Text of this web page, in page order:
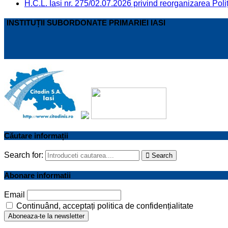
H.C.L. Iași nr. 275/02.07.2026 privind reorganizarea
INSTITUȚII SUBORDONATE PRIMARIEI IASI
Căutare informații
Search for: Search
Abonare informatii
Email
Continuând, acceptați politica de confidențialitate